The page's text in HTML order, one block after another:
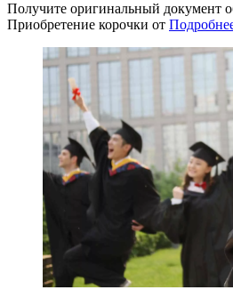
Получите оригинальный документ
Приобретение корочки от